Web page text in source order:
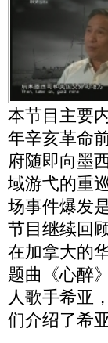
本节目主要
年辛亥革命
府随即向墨
域游弋的重
场事件爆发
节目继续回
在加拿大的
题曲《心醉
人歌手希亚
们介绍了希